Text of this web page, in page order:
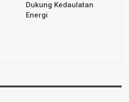
Dukung Kedaulatan
Energi